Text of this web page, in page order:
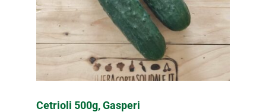
Cetrioli 500g, Gasperi